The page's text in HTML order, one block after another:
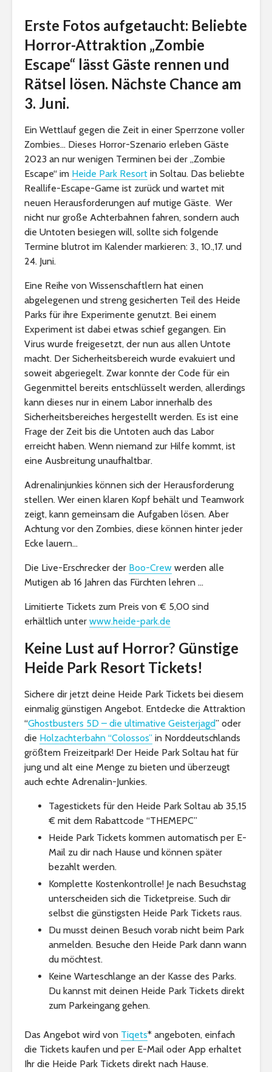
Erste Fotos aufgetaucht: Beliebte
Horror-Attraktion „Zombie
Escape“ lässt Gäste rennen und
Rätsel lösen. Nächste Chance am
3. Juni.
Ein Wettlauf gegen die Zeit in einer Sperrzone voller
Zombies… Dieses Horror-Szenario erleben Gäste
2023 an nur wenigen Terminen bei der „Zombie
Escape“ im Heide Park Resort in Soltau. Das beliebte
Reallife-Escape-Game ist zurück und wartet mit
neuen Herausforderungen auf mutige Gäste. Wer
nicht nur große Achterbahnen fahren, sondern auch
die Untoten besiegen will, sollte sich folgende
Termine blutrot im Kalender markieren: 3., 10.,17. und
24. Juni.
Eine Reihe von Wissenschaftlern hat einen
abgelegenen und streng gesicherten Teil des Heide
Parks für ihre Experimente genutzt. Bei einem
Experiment ist dabei etwas schief gegangen. Ein
Virus wurde freigesetzt, der nun aus allen Untote
macht. Der Sicherheitsbereich wurde evakuiert und
soweit abgeriegelt. Zwar konnte der Code für ein
Gegenmittel bereits entschlüsselt werden, allerdings
kann dieses nur in einem Labor innerhalb des
Sicherheitsbereiches hergestellt werden. Es ist eine
Frage der Zeit bis die Untoten auch das Labor
erreicht haben. Wenn niemand zur Hilfe kommt, ist
eine Ausbreitung unaufhaltbar.
Adrenalinjunkies können sich der Herausforderung
stellen. Wer einen klaren Kopf behält und Teamwork
zeigt, kann gemeinsam die Aufgaben lösen. Aber
Achtung vor den Zombies, diese können hinter jeder
Ecke lauern…
Die Live-Erschrecker der Boo-Crew werden alle
Mutigen ab 16 Jahren das Fürchten lehren …
Limitierte Tickets zum Preis von € 5,00 sind
erhältlich unter www.heide-park.de
Keine Lust auf Horror? Günstige
Heide Park Resort Tickets!
Sichere dir jetzt deine Heide Park Tickets bei diesem
einmalig günstigen Angebot. Entdecke die Attraktion
“Ghostbusters 5D – die ultimative Geisterjagd” oder
die Holzachterbahn “Colossos” in Norddeutschlands
größtem Freizeitpark! Der Heide Park Soltau hat für
jung und alt eine Menge zu bieten und überzeugt
auch echte Adrenalin-Junkies.
Tagestickets für den Heide Park Soltau ab 35,15
€ mit dem Rabattcode “THEMEPC”
Heide Park Tickets kommen automatisch per E-
Mail zu dir nach Hause und können später
bezahlt werden.
Komplette Kostenkontrolle! Je nach Besuchstag
unterscheiden sich die Ticketpreise. Such dir
selbst die günstigsten Heide Park Tickets raus.
Du musst deinen Besuch vorab nicht beim Park
anmelden. Besuche den Heide Park dann wann
du möchtest.
Keine Warteschlange an der Kasse des Parks.
Du kannst mit deinen Heide Park Tickets direkt
zum Parkeingang gehen.
Das Angebot wird von Tiqets* angeboten, einfach
die Tickets kaufen und per E-Mail oder App erhaltet
Ihr die Heide Park Tickets direkt nach Hause.